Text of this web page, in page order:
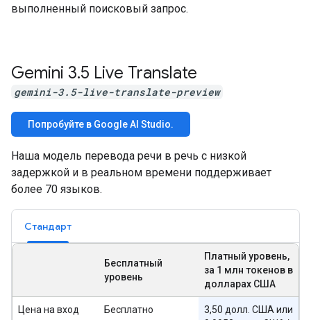
выполненный поисковый запрос.
Gemini 3.5 Live Translate
gemini-3.5-live-translate-preview
Попробуйте в Google AI Studio.
Наша модель перевода речи в речь с низкой
задержкой и в реальном времени поддерживает
более 70 языков.
Стандарт
Бесплатный
уровень
Платный уровень,
за 1 млн токенов в
долларах США
Цена на вход Бесплатно
3,50 долл. США или